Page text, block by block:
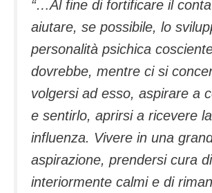
“…Al fine di fortificare il
aiutare, se possibile, lo
personalità psichica
dovrebbe, mentre ci si
volgersi ad esso, aspirare a
e sentirlo, aprirsi a ricevere
influenza. Vivere in una
aspirazione, prendersi cura
interiormente calmi e di